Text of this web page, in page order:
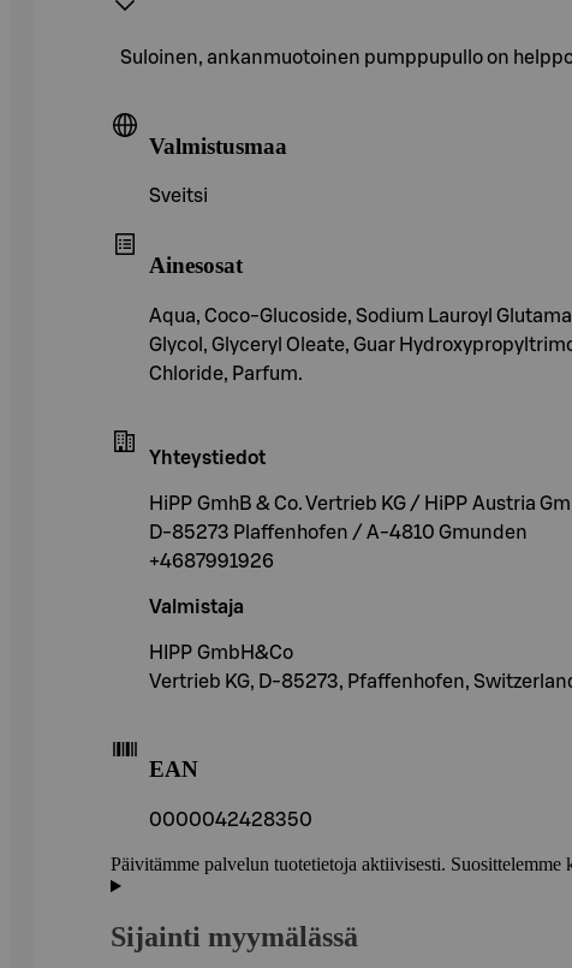
Suloinen, ankanmuotoinen pumppupullo on
Valmistusmaa
Sveitsi
Ainesosat
Aqua, Coco-Glucoside, Sodium Lauroyl
Glycol, Glyceryl Oleate, Guar
Chloride, Parfum.
Yhteystiedot
HiPP GmhB & Co. Vertrieb KG / HiPP Austria
D-85273 Plaffenhofen / A-4810 Gmunden
+4687991926
Valmistaja
HIPP GmbH&Co
Vertrieb KG, D-85273, Pfaffenhofen,
EAN
0000042428350
Päivitämme palvelun tuotetietoja aktiivisesti.
Sijainti myymälässä